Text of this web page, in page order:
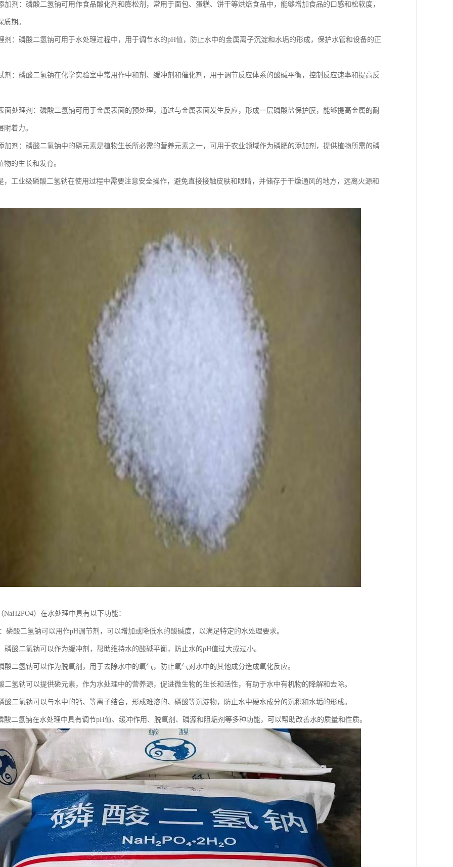
加剂：磷酸二氢钠可用作食品酸化剂和膨松剂，常用于面包、蛋糕、饼干等烘焙食品中，能够增加食品的口感和松软度，
质期。
剂：磷酸二氢钠可用于水处理过程中，用于调节水的pH值，防止水中的金属离子沉淀和水垢的形成，保护水管和设备的正
剂：磷酸二氢钠在化学实验室中常用作中和剂、缓冲剂和催化剂，用于调节反应体系的酸碱平衡，控制反应速率和提高反
面处理剂：磷酸二氢钠可用于金属表面的预处理，通过与金属表面发生反应，形成一层磷酸盐保护膜，能够提高金属的耐
附着力。
加剂：磷酸二氢钠中的磷元素是植物生长所必需的营养元素之一，可用于农业领域作为磷肥的添加剂，提供植物所需的磷
物的生长和发育。
，工业级磷酸二氢钠在使用过程中需要注意安全操作，避免直接接触皮肤和眼睛，并储存于干燥通风的地方，远离火源和
NaH2PO4）在水处理中具有以下功能：
磷酸二氢钠可以用作pH调节剂，可以增加或降低水的酸碱度，以满足特定的水处理要求。
磷酸二氢钠可以作为缓冲剂，帮助维持水的酸碱平衡，防止水的pH值过大或过小。
酸二氢钠可以作为脱氧剂，用于去除水中的氧气，防止氧气对水中的其他成分造成氧化反应。
二氢钠可以提供磷元素，作为水处理中的营养源，促进微生物的生长和活性，有助于水中有机物的降解和去除。
酸二氢钠可以与水中的钙、等离子结合，形成难溶的、磷酸等沉淀物，防止水中硬水成分的沉积和水垢的形成。
酸二氢钠在水处理中具有调节pH值、缓冲作用、脱氧剂、磷源和阻垢剂等多种功能，可以帮助改善水的质量和性质。